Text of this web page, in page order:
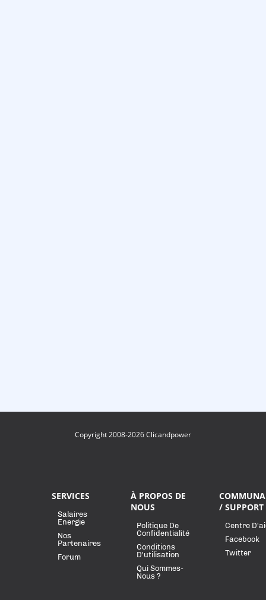
Copyright 2008-2026 Clicandpower
SERVICES
Salaires
Energie
Nos
Partenaires
Forum
À PROPOS DE
NOUS
Politique De
Confidentialité
Conditions
D'utilisation
Qui Sommes-
Nous ?
/ SUPPORT
Centre
Facebook
Twitter